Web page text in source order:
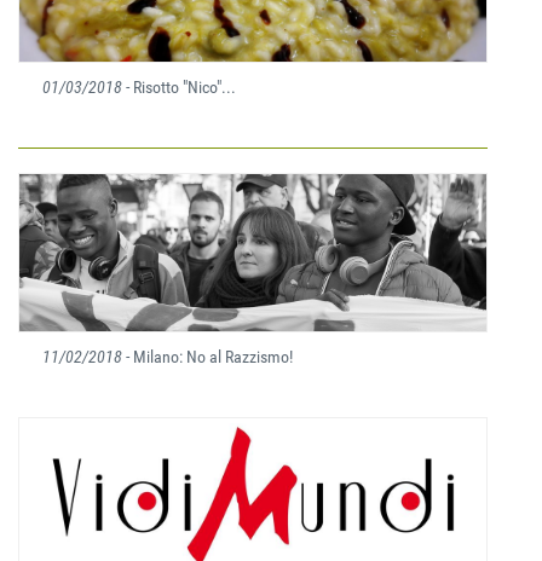
01/03/2018- Risotto "Nico"...
11/02/2018- Milano: No al Razzismo!